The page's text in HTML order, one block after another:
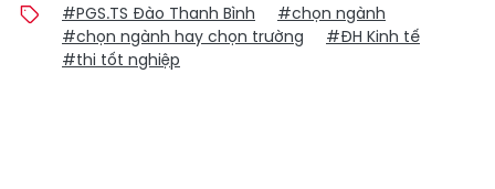
#PGS.TS Đào Thanh Bình
#chọn ngành
#chọn ngành hay chọn trường
#ĐH Kinh tế
#thi tốt nghiệp